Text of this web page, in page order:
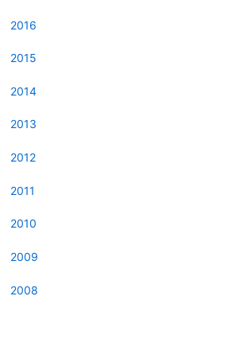
2016
2015
2014
2013
2012
2011
2010
2009
2008